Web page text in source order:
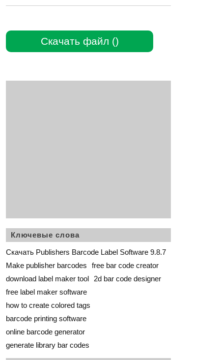
Скачать файл ()
Ключевые слова
Скачать Publishers Barcode Label Software 9.8.7
Make publisher barcodes
free bar code creator
download label maker tool
2d bar code designer
free label maker software
how to create colored tags
barcode printing software
online barcode generator
generate library bar codes